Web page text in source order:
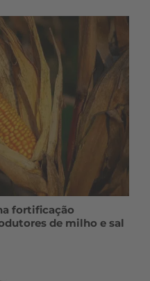
fortificação
de milho e sal